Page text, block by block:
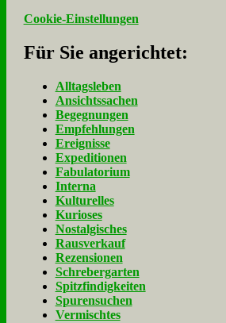
Cookie-Einstellungen
Für Sie an­ge­rich­tet:
Alltagsleben
Ansichtssachen
Begegnungen
Empfehlungen
Ereignisse
Expeditionen
Fabulatorium
Interna
Kulturelles
Kurioses
Nostalgisches
Rausverkauf
Rezensionen
Schrebergarten
Spitzfindigkeiten
Spurensuchen
Vermischtes